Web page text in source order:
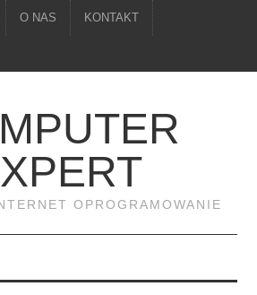
O NAS KONTAKT
OPROGRAMOWANIE